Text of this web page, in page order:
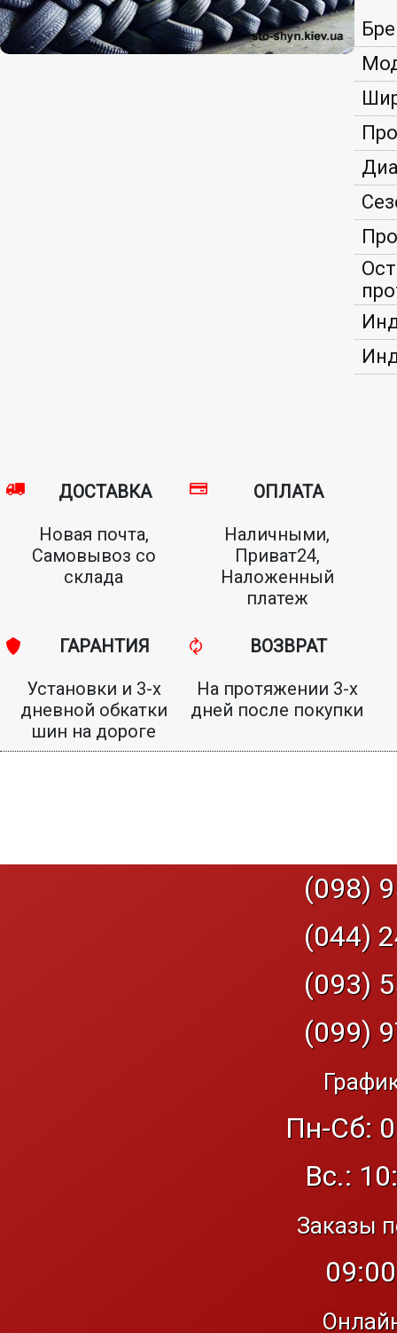
ДОСТАВКА
Новая почта,
Самовывоз со
склада
ОПЛАТА
Наличными,
Приват24,
Наложенный
платеж
ГАРАНТИЯ
Установки и 3-х
дневной обкатки
шин на дороге
ВОЗВРАТ
На протяжении 3-х
дней после покупки
(098)
(044)
(093)
(099)
Пн-Сб:
Вс.:
Заказы